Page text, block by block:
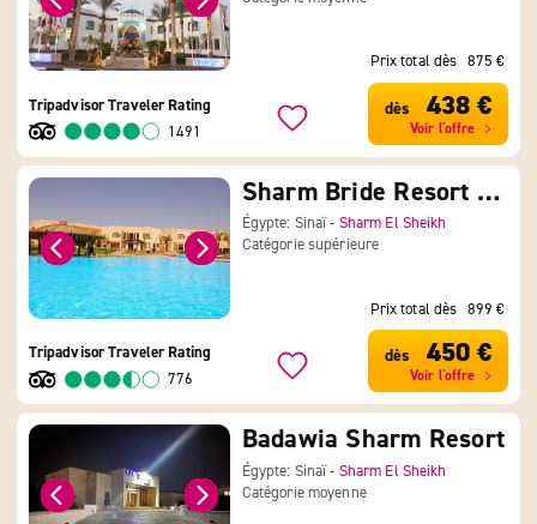
Tripadvisor Traveler Rating
1491
Prix total dès 875 €
dès 438 €
Voir l'offre
Sharm Bride Resort Aqua & SPA
Égypte: Sinaï - Sharm El Sheikh
Catégorie supérieure
Tripadvisor Traveler Rating
776
Prix total dès 899 €
dès 450 €
Voir l'offre
Badawia Sharm Resort
Égypte: Sinaï - Sharm El Sheikh
Catégorie moyenne